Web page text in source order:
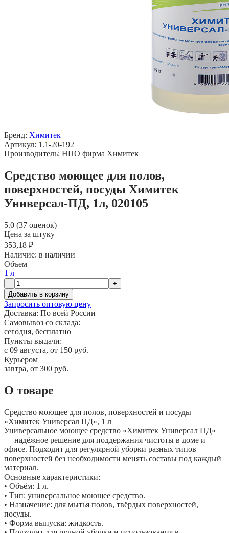
Бренд: Химитек
Артикул: 1.1-20-192
Производитель: НПО фирма Химитек
Средство моющее для полов,
поверхностей, посуды Химитек
Универсал-ПД, 1л, 020105
5.0 (37 оценок)
Цена за штуку
353,18 ₽
Наличие: в наличии
Объем
1 л
-
+
Добавить в корзину
Запросить оптовую цену
Доставка: По всей России
Самовывоз со склада:
сегодня, бесплатно
Пункты выдачи:
c 09 августа, от 150 руб.
Курьером
завтра, от 300 руб.
О товаре
Средство моющее для полов, поверхностей и посуды
«Химитек Универсал ПД», 1 л
Универсальное моющее средство «Химитек Универсал ПД»
— надёжное решение для поддержания чистоты в доме и
офисе. Подходит для регулярной уборки разных типов
поверхностей без необходимости менять составы под каждый
материал.
Основные характеристики:
• Объём: 1 л.
• Тип: универсальное моющее средство.
• Назначение: для мытья полов, твёрдых поверхностей,
посуды.
• Форма выпуска: жидкость.